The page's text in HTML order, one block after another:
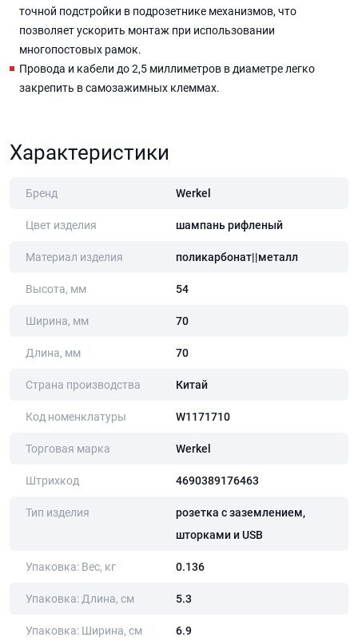
точной подстройки в подрозетнике механизмов, что
позволяет ускорить монтаж при использовании
многопостовых рамок.
Провода и кабели до 2,5 миллиметров в диаметре легко
закрепить в самозажимных клеммах.
Характеристики
Бренд Werkel
Цвет изделия шампань рифленый
Материал изделия поликарбонат||металл
Высота, мм 54
Ширина, мм 70
Длина, мм 70
Страна производства Китай
Код номенклатуры W1171710
Торговая марка Werkel
Штрихкод 4690389176463
Тип изделия
розетка с заземлением,
шторками и USB
Упаковка: Вес, кг 0.136
Упаковка: Длина, cм 5.3
Упаковка: Ширина, cм 6.9